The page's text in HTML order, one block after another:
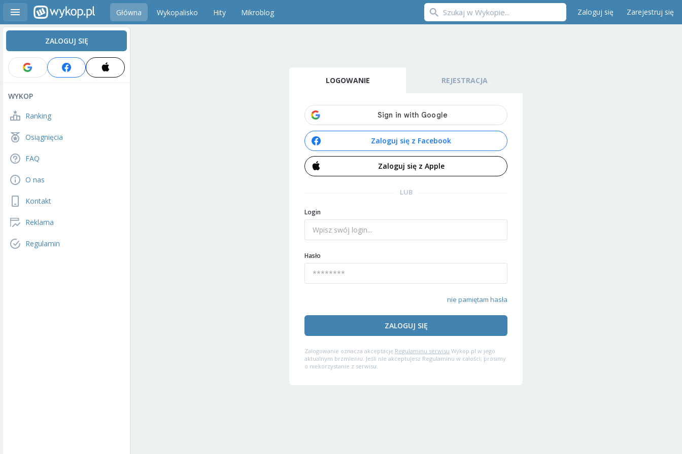
Główna Wykopalisko Hity Mikroblog Zaloguj się Zarejestruj się
ZALOGUJ SIĘ
WYKOP
Ranking
Osiągnięcia
FAQ
O nas
Kontakt
Reklama
Regulamin
LOGOWANIE REJESTRACJA
Zaloguj się z Facebook
Zaloguj się z Apple
LUB
Login
Hasło
nie pamiętam hasła
ZALOGUJ SIĘ
Zalogowanie oznacza akceptację Regulaminu serwisu Wykop.pl w jego
aktualnym brzmieniu. Jeśli nie akceptujesz Regulaminu w całości, prosimy
o niekorzystanie z serwisu.